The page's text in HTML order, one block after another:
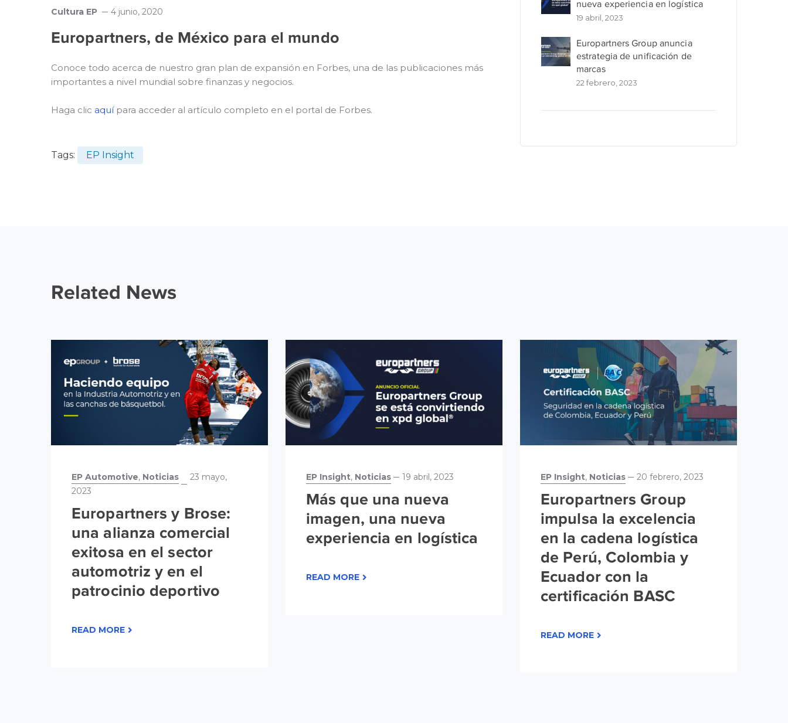
Cultura EP 4 junio, 2020
Europartners, de México para el mundo
Conoce todo acerca de nuestro gran plan de expansión en Forbes, una de las publicaciones más
importantes a nivel mundial sobre finanzas y negocios.
Haga clic aquípara acceder al artículo completo en el portal de Forbes.
Tags: EP Insight
nueva experiencia en logística
19 abril, 2023
Europartners Group anuncia
estrategia de unificación de
marcas
22 febrero, 2023
Related News
EP Automotive, Noticias
23 mayo,
2023
Europartners y Brose:
una alianza comercial
exitosa en el sector
automotriz y en el
patrocinio deportivo
READ MORE
EP Insight, Noticias 19 abril, 2023
Más que una nueva
imagen, una nueva
experiencia en logística
READ MORE
EP Insight, Noticias 20 febrero, 2023
Europartners Group
impulsa la excelencia
en la cadena logística
de Perú, Colombia y
Ecuador con la
certificación BASC
READ MORE